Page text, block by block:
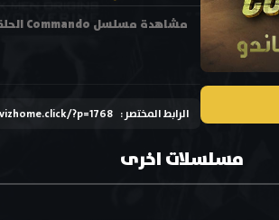
الرابط المختصر : ?p=1768
مسلسلات اخرى